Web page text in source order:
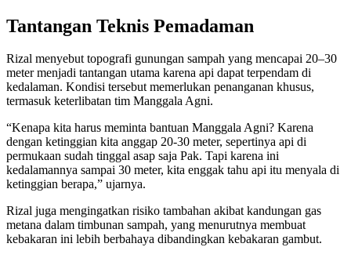
Tantangan Teknis Pemadaman
Rizal menyebut topografi gunungan sampah yang mencapai 20–30
meter menjadi tantangan utama karena api dapat terpendam di
kedalaman. Kondisi tersebut memerlukan penanganan khusus,
termasuk keterlibatan tim Manggala Agni.
“Kenapa kita harus meminta bantuan Manggala Agni? Karena
dengan ketinggian kita anggap 20-30 meter, sepertinya api di
permukaan sudah tinggal asap saja Pak. Tapi karena ini
kedalamannya sampai 30 meter, kita enggak tahu api itu menyala di
ketinggian berapa,” ujarnya.
Rizal juga mengingatkan risiko tambahan akibat kandungan gas
metana dalam timbunan sampah, yang menurutnya membuat
kebakaran ini lebih berbahaya dibandingkan kebakaran gambut.